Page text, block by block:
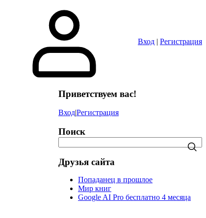
Вход | Регистрация
Приветствуем вас!
Вход|Регистрация
Поиск
Друзья сайта
Попаданец в прошлое
Мир книг
Google AI Pro бесплатно 4 месяца